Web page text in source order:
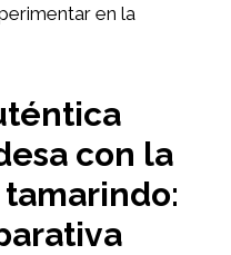
en la
con la